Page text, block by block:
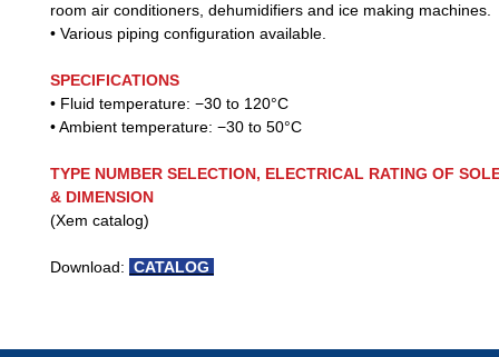
room air conditioners, dehumidifiers and ice making machines.
• Various piping configuration available.
SPECIFICATIONS
• Fluid temperature: −30 to 120°C
• Ambient temperature: −30 to 50°C
TYPE NUMBER SELECTION, ELECTRICAL RATING OF
& DIMENSION
(Xem catalog)
Download: CATALOG